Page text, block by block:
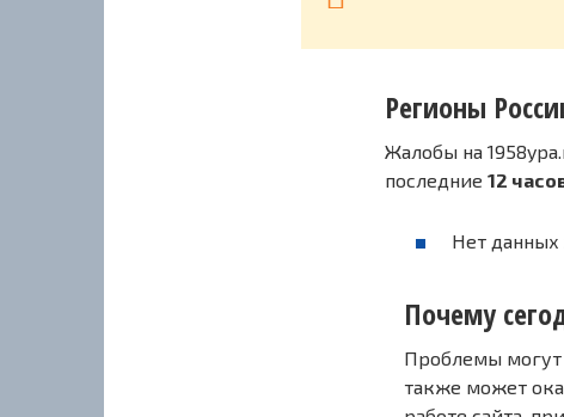
Регионы
Жалобы на
последние 12
Нет данных
Почему
Проблемы могут
также может